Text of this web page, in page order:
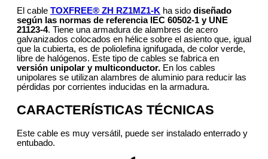
El cable TOXFREE® ZH RZ1MZ1-K ha sido diseñado
según las normas de referencia IEC 60502-1 y UNE
21123-4. Tiene una armadura de alambres de acero
galvanizados colocados en hélice sobre el asiento que, igual
que la cubierta, es de poliolefina ignifugada, de color verde,
libre de halógenos. Este tipo de cables se fabrica en
versión unipolar y multiconductor. En los cables
unipolares se utilizan alambres de aluminio para reducir las
pérdidas por corrientes inducidas en la armadura.
CARACTERÍSTICAS TÉCNICAS
Este cable es muy versátil, puede ser instalado enterrado y
entubado.